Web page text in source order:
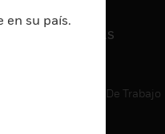
CARRERAS
Búsqueda De Trabajo
en su país.